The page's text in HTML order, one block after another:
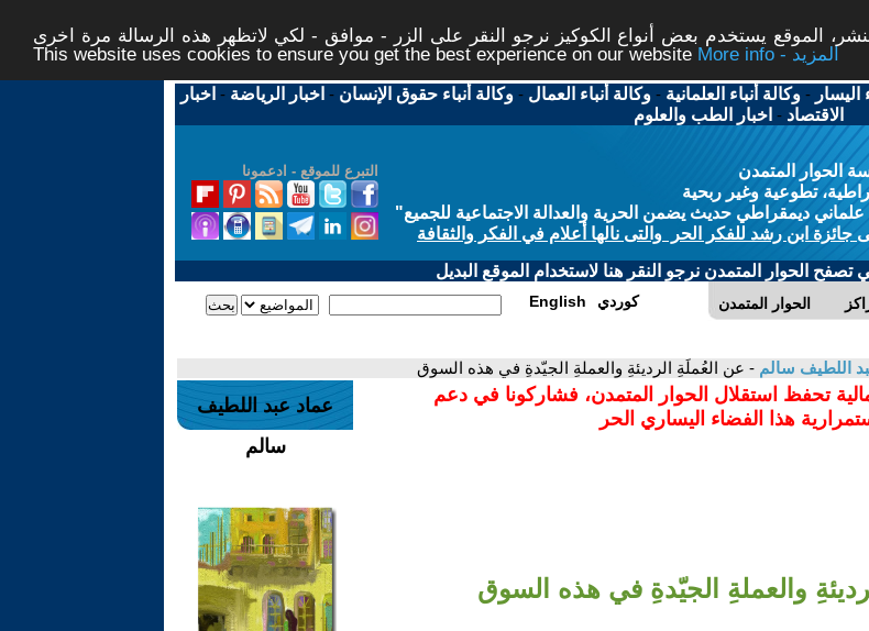
الموقع يستخدم بعض أنواع الكوكيز نرجو النقر على الزر - موافق - لكي لاتظهر هذه الرسالة مرة اخرى -
This website uses cookies to ensure you get the best experience on our website
More info - المزيد
اليسار -وكالة أنباء العلمانية -وكالة أنباء العمال -وكالة أنباء حقوق الإنسان - اخبار الرياضة - اخبار
الاقتصاد - اخبار الطب والعلوم
التبرع للموقع - ادعمونا
الحوار المتمدن
تطوعية وغير ربحية
ديمقراطي حديث يضمن الحرية والعدالة الاجتماعية للجميع"
جائزة ابن رشد للفكر الحر والتى نالها أعلام في الفكر والثقافة
تصفح الحوار المتمدن نرجو النقر هنا لاستخدام الموقع البديل
الحوار المتمدن English كوردي
اللطيف سالم - عن العُملَةِ الرديئةِ والعملةِ الجيّدةِ في هذه السوق
تحفظ استقلال الحوار المتمدن، فشاركونا في دعم
هذا الفضاء اليساري الحر
والعملةِ الجيّدةِ في هذه السوق
عماد عبد اللطيف
سالم